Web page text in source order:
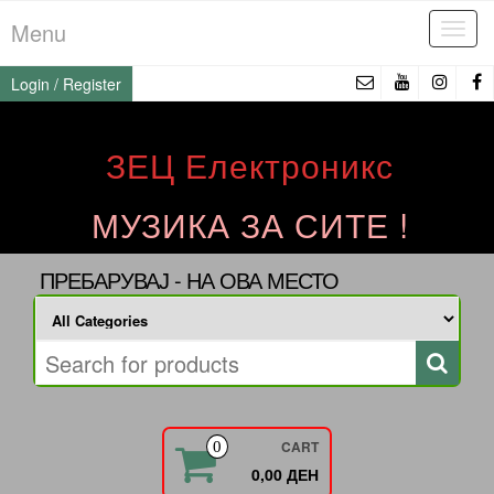
to
the
content
Menu
Login / Register
ЗЕЦ Електроникс
МУЗИКА ЗА СИТЕ !
ПРЕБАРУВАЈ - НА ОВА МЕСТО
0 CART
0,00 ДЕН